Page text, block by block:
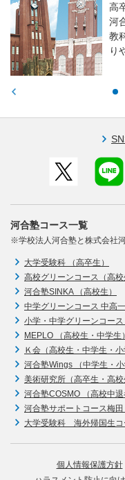
高
河
教
り
河合塾コース一覧
※学校法人河合塾と株式会社
大学受験科 （高卒生）
高校グリーンコース（高校
河合塾SINKA （高校生）
中学グリーンコース 中高一
小学・中学グリーンコース
MEPLO （高校生・中学生）
Ｋ会（高校生・中学生・小
河合塾Wings （中学生・小
美術研究所（高卒生・高校
河合塾COSMO （高校中退
河合塾サポートコース梅田
大学受験科 海外帰国生コ
個人情報保護方針